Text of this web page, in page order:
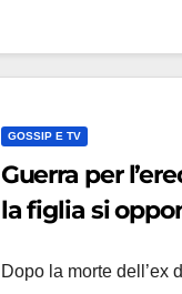
GOSSIP E TV
Guerra per
la figlia si
Dopo la morte dell’ex